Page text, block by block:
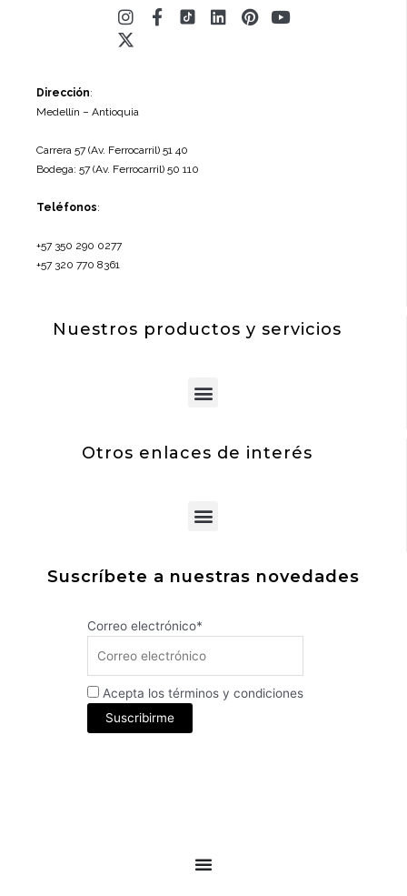
Instagram
Facebook-
f
Linkedin
Pinterest
Youtube
X-
twitter
Dirección:
Medellín – Antioquia
Carrera 57 (Av. Ferrocarril) 51 40
Bodega: 57 (Av. Ferrocarril) 50 110
Teléfonos:
+57 350 290 0277
+57 320 770 8361
Nuestros productos y servicios
Menu
Otros enlaces de interés
Menu
Suscríbete a nuestras novedades
Correo electrónico*
Acepta los términos y condiciones